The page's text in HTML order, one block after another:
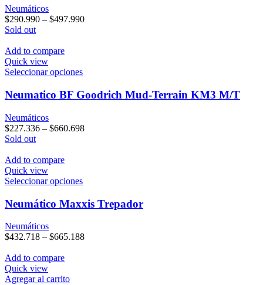
Las
en
la
página
de
Neumáticos
$290.990 – $497.990
Sold out
Add to compare
Quick view
Seleccionar opcionesEste
tiene
múltiples
Las
opciones
en
la
página
de
Neumatico BF Goodrich Mud-Terrain KM3 M/T
Neumáticos
$227.336 – $660.698
Sold out
Add to compare
Quick view
Seleccionar opcionesEste
tiene
múltiples
Las
Neumático Maxxis Trepador
Neumáticos
$432.718 – $665.188
Add to compare
Quick view
Agregar al carrito